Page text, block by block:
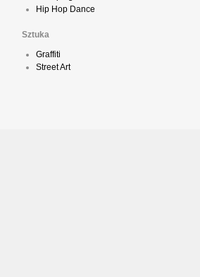
Hip Hop Dance
Sztuka
Graffiti
Street Art